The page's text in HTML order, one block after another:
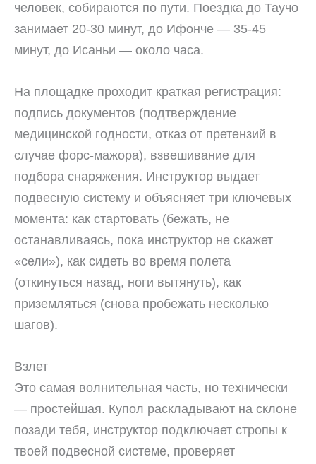
человек, собираются по пути. Поездка до Таучо
занимает 20-30 минут, до Ифонче — 35-45
минут, до Исаньи — около часа.
На площадке проходит краткая регистрация:
подпись документов (подтверждение
медицинской годности, отказ от претензий в
случае форс-мажора), взвешивание для
подбора снаряжения. Инструктор выдает
подвесную систему и объясняет три ключевых
момента: как стартовать (бежать, не
останавливаясь, пока инструктор не скажет
«сели»), как сидеть во время полета
(откинуться назад, ноги вытянуть), как
приземляться (снова пробежать несколько
шагов).
Взлет
Это самая волнительная часть, но технически
— простейшая. Купол раскладывают на склоне
позади тебя, инструктор подключает стропы к
твоей подвесной системе, проверяет